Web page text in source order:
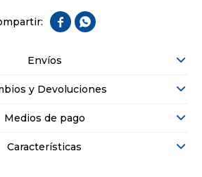
 
Envíos
y Devoluciones
Medios de pago
Características